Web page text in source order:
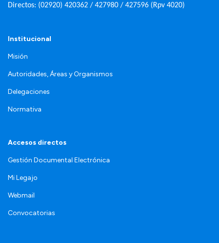
Directos: (02920) 420362 / 427980 / 427596 (Rpv 4020)
Institucional
Misión
Autoridades, Áreas y Organismos
Delegaciones
Normativa
Accesos directos
Gestión Documental Electrónica
Mi Legajo
Webmail
Convocatorias